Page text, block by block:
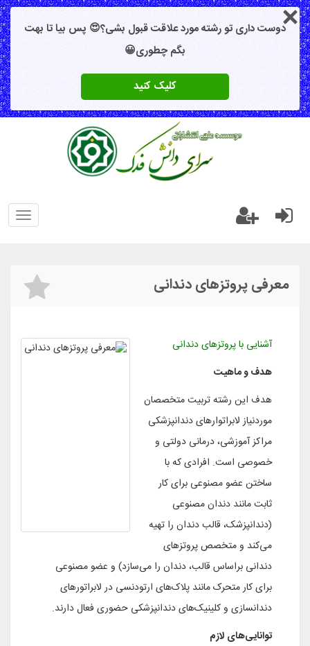
دوست داری تو رشته مورد علاقت قبول بشی؟😍 پس بیا تا بهت
بگم چطوری😀
کلیک کنید
معرفی پروتزهای دندانی
آشنایی با پروتزهای دندانی
هدف و ماهیت
هدف این رشته تربیت متخصصان
موردنیاز لابراتوارهای دندانپزشکی
مراکز آموزشی، درمانی دولتی و
خصوصی است. افرادی که با
ساختن عضو مصنوعی برای کار
ثابت مانند دندان مصنوعی
(دندانپزشک، قالب دندان را تهیه
می‌کند و متخصص پروتزهای
دندانی براساس قالب، دندان را می‌سازد) و عضو مصنوعی
برای کار متحرک مانند پلاک‌های ارتودنسی در لابراتورهای
دندانسازی و کلینیک‌های دندانپزشکی حضوری فعال دارند.
توانایی‌های لازم